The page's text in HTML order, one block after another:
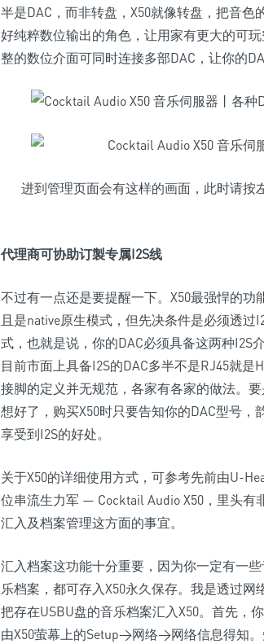
半是DAC，而非转盘，X50就像转盘，把音
好纯粹数位输出的角色，让用家有更大的可
整的数位介面可同时连接多部DAC，让你的
进到管理页面会有这样的画面，此时请按
代理商可协助订製专属I2S线
不过有一点还是要提醒一下。X50最强悍的
且是native原生模式，但先决条件是必须透过
式，也就是说，你的DAC必须具备这两种I2S
目前市面上具备I2S的DAC多半不是RJ45就
接脚的定义并无规范，各家有各家的做法。
想好了，购买X50时只要告知你的DAC型号
享受到I2S的好处。
关于X50的详细使用方式，可参考先前由U-
位串流生力军 — Cocktail Audio X50，里头有
汇入及档案管理这方面的事宜。
汇入档案这功能十分重要，因为你一定有一
乐档案，都可存入X50永久保存。我是透过网
把存在USBU盘的音乐档案汇入X50。首先，
由X50萤幕上的Setup>网络>网络信息得知